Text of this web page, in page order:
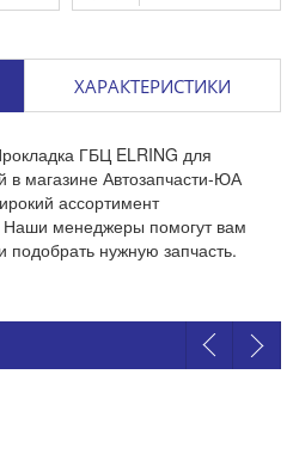
ХАРАКТЕРИСТИКИ
ГБЦ ELRING для
в магазине Автозапчасти-ЮА
ассортимент
Наши менеджеры помогут вам
нужную запчасть.